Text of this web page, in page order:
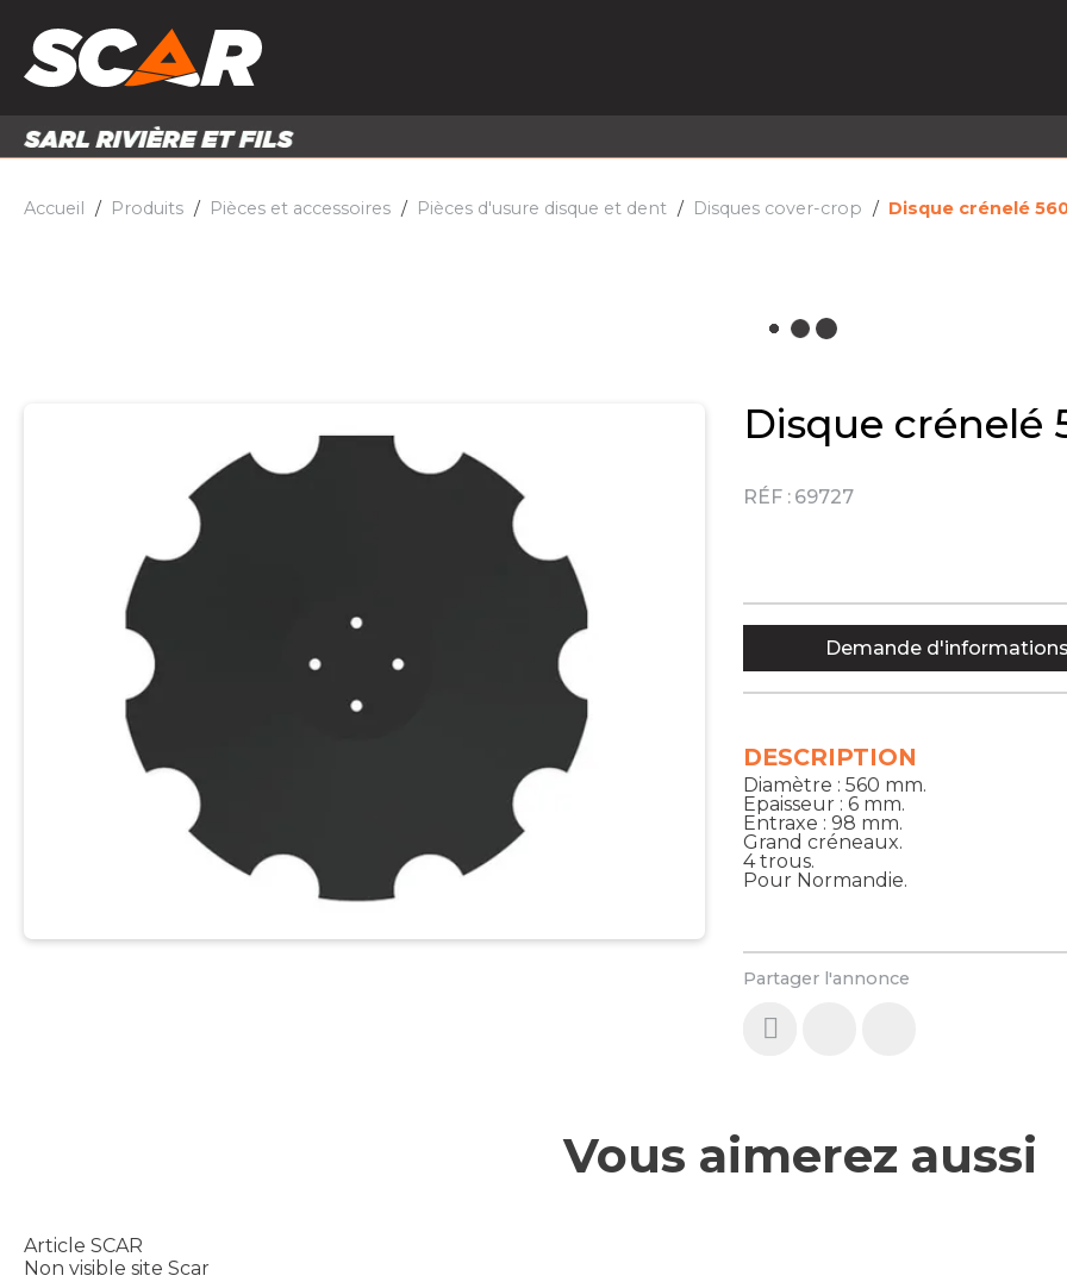
PIÈCES ET ACCESSOIRES
Accueil Produits Pièces et accessoires Pièces d'usure disque et dent Disques cover-crop Disque crénelé
Disque crénelé
RÉF : 69727
Partager l'annonce
DESCRIPTION
Diamètre : 560 mm.
Epaisseur : 6 mm.
Entraxe : 98 mm.
Grand créneaux.
4 trous.
Pour Normandie.
Demande d'informations
Vous aimerez aussi
Article SCAR
Non visible site Scar